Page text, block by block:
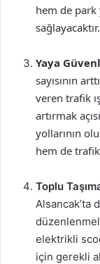
hem de park
sağlayacaktır.
Yaya
sayısının
veren trafik
artırmak
yollarının
hem de
Toplu
Alsancak’ta
elektrikli
için gerekli